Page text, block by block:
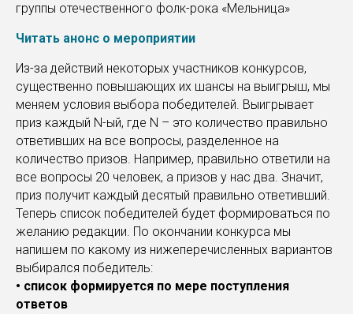
группы отечественного фолк-рока «Мельница»
Читать анонс о мероприятии
Из-за действий некоторых участников конкурсов,
существенно повышающих их шансы на выигрыш, мы
меняем условия выбора победителей. Выигрывает
приз каждый N-ый, где N – это количество правильно
ответивших на все вопросы, разделенное на
количество призов. Например, правильно ответили на
все вопросы 20 человек, а призов у нас два. Значит,
приз получит каждый десятый правильно ответивший.
Теперь список победителей будет формироваться по
желанию редакции. По окончании конкурса мы
напишем по какому из нижеперечисленных вариантов
выбирался победитель:
• список формируется по мере поступления
ответов